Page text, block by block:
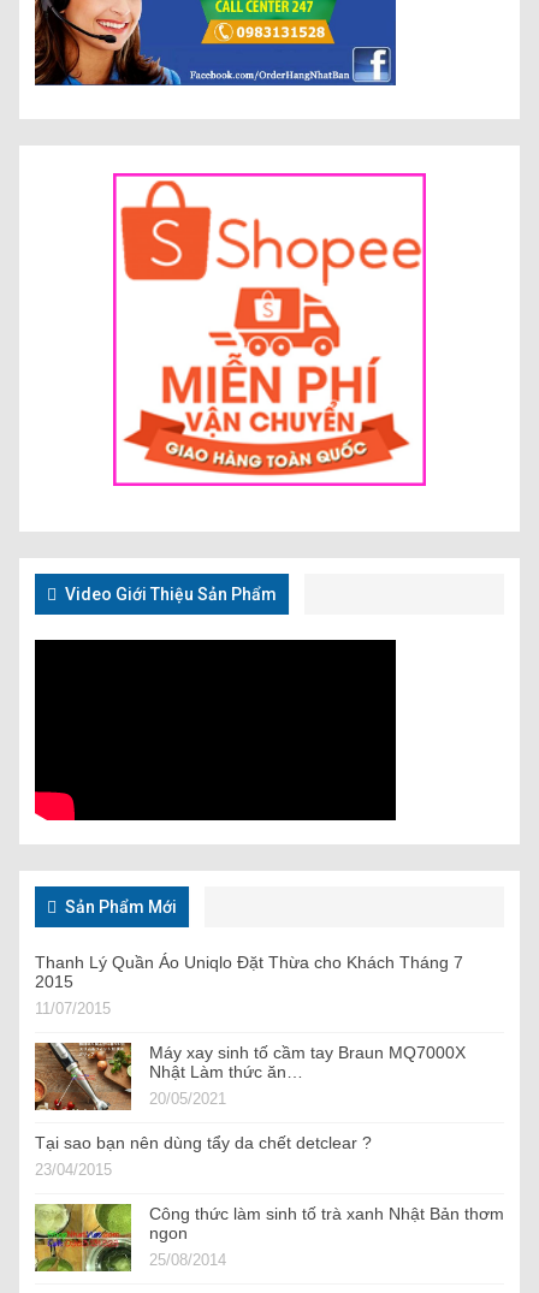
Video Giới Thiệu Sản Phẩm
Sản Phẩm Mới
Thanh Lý Quần Áo Uniqlo Đặt Thừa cho Khách Tháng 7
2015
11/07/2015
Máy xay sinh tố cầm tay Braun MQ7000X
Nhật Làm thức ăn…
20/05/2021
Tại sao bạn nên dùng tẩy da chết detclear ?
23/04/2015
Công thức làm sinh tố trà xanh Nhật Bản thơm
ngon
25/08/2014